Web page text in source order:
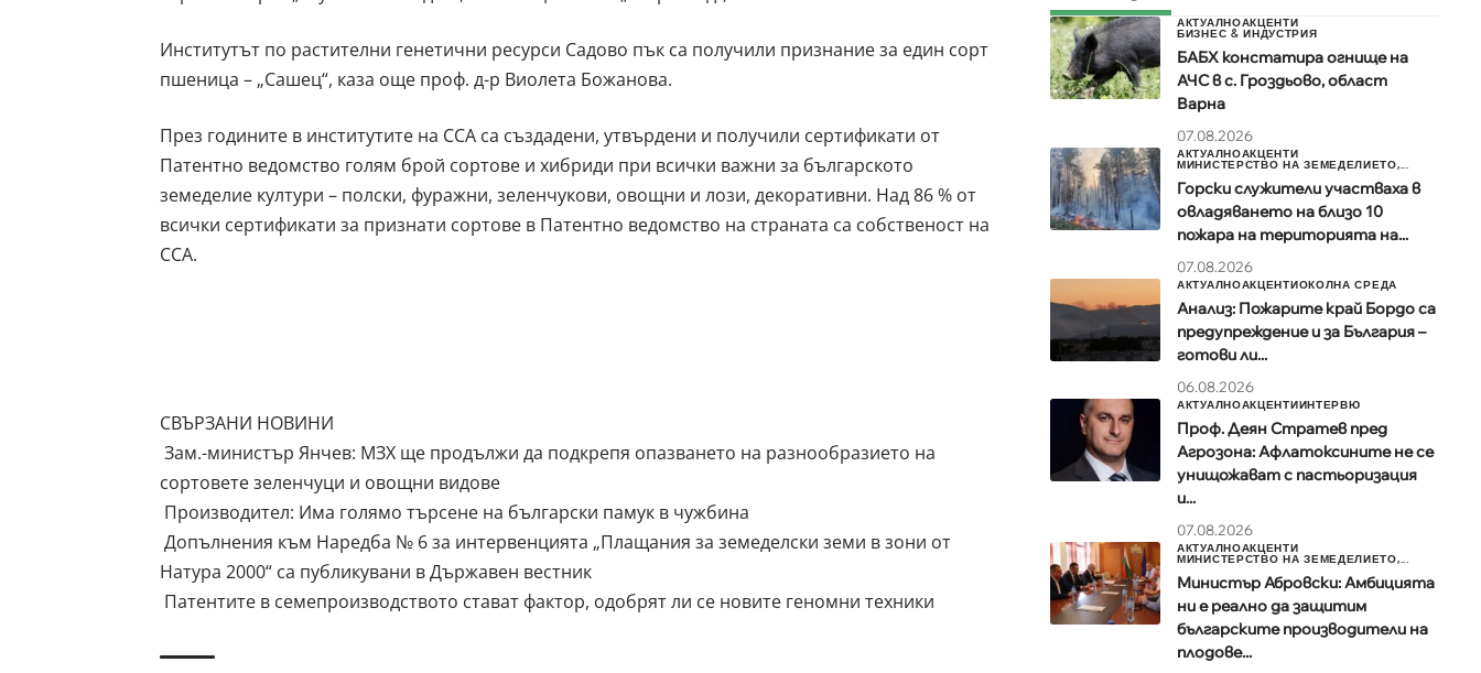
Институтът по растителни генетични ресурси Садово пък са получили признание за един сорт
пшеница – „Сашец“, каза още проф. д-р Виолета Божанова.
През годините в институтите на ССА са създадени, утвърдени и получили сертификати от
Патентно ведомство голям брой сортове и хибриди при всички важни за българското
земеделие култури – полски, фуражни, зеленчукови, овощни и лози, декоративни. Над 86 % от
всички сертификати за признати сортове в Патентно ведомство на страната са собственост на
ССА.
СВЪРЗАНИ НОВИНИ
Зам.-министър Янчев: МЗХ ще продължи да подкрепя опазването на разнообразието на
сортовете зеленчуци и овощни видове
Производител: Има голямо търсене на български памук в чужбина
Допълнения към Наредба № 6 за интервенцията „Плащания за земеделски земи в зони от
Натура 2000“ са публикувани в Държавен вестник
Патентите в семепроизводството стават фактор, одобрят ли се новите геномни техники
АКТУАЛНОАКЦЕНТИ
БИЗНЕС & ИНДУСТРИЯ
БАБХ констатира огнище на
АЧС в с. Гроздьово, област
Варна
07.08.2026
АКТУАЛНОАКЦЕНТИ
МИНИСТЕРСТВО НА ЗЕМЕДЕЛИЕТО,...
Горски служители участваха в
овладяването на близо 10
пожара на територията на...
07.08.2026
АКТУАЛНОАКЦЕНТИОКОЛНА СРЕДА
Анализ: Пожарите край Бордо са
предупреждение и за България –
готови ли...
06.08.2026
АКТУАЛНОАКЦЕНТИИНТЕРВЮ
Проф. Деян Стратев пред
Агрозона: Афлатоксините не се
унищожават с пастьоризация
и...
07.08.2026
АКТУАЛНОАКЦЕНТИ
МИНИСТЕРСТВО НА ЗЕМЕДЕЛИЕТО,...
Министър Абровски: Амбицията
ни е реално да защитим
българските производители на
плодове...